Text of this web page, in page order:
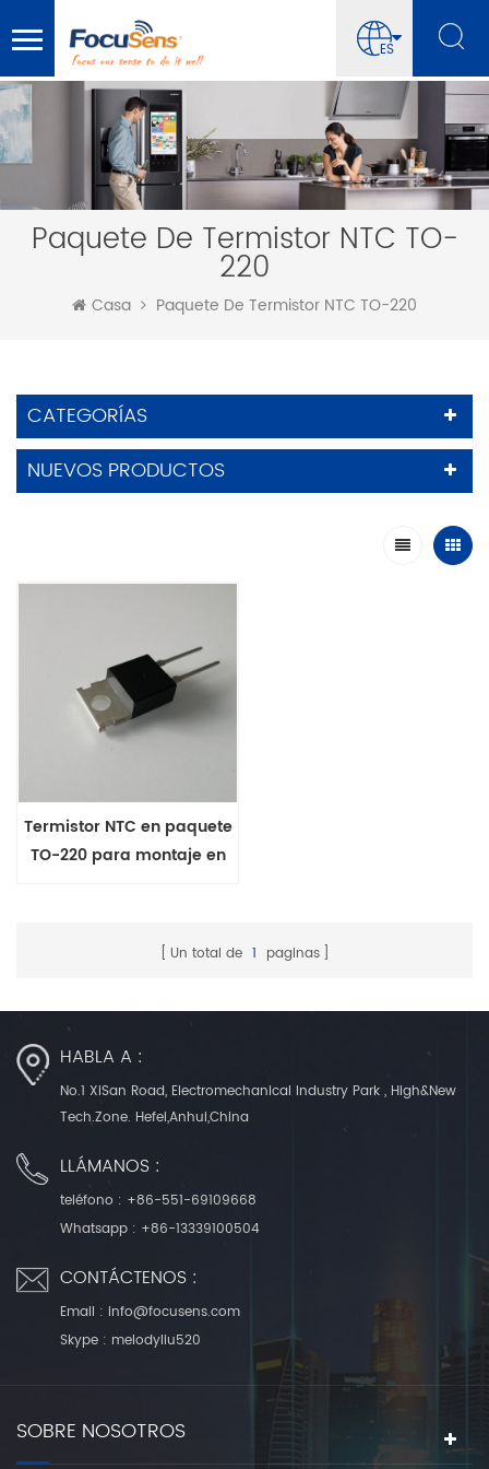
ES
Paquete De Termistor NTC TO-
220
Casa Paquete De Termistor NTC TO-220
CATEGORÍAS
NUEVOS PRODUCTOS
Termistor NTC en paquete
TO-220 para montaje en
Un total de 1 paginas
HABLA A :
No.1 XiSan Road, Electromechanical Industry Park , High&New
Tech.Zone. Hefei,Anhui,China
LLÁMANOS :
teléfono : +86-551-69109668
Whatsapp : +86-13339100504
CONTÁCTENOS :
Email : info@focusens.com
Skype : melodyliu520
SOBRE NOSOTROS